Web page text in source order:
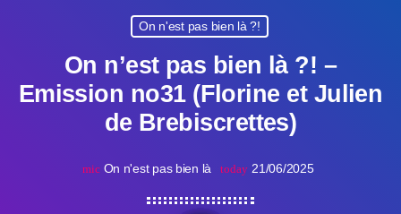
On n'est pas bien là ?!
On n’est pas bien là ?! –
Emission no31 (Florine et Julien
de Brebiscrettes)
mic On n'est pas bien là today 21/06/2025